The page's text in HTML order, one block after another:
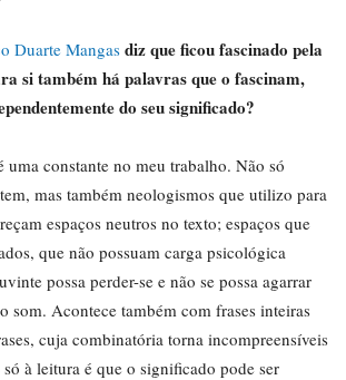
Duarte Mangas diz que ficou fascinado pela
si também há palavras que o fascinam,
do seu significado?
uma constante no meu trabalho. Não só
mas também neologismos que utilizo para
espaços neutros no texto; espaços que
que não possuam carga psicológica
possa perder-se e não se possa agarrar
som. Acontece também com frases inteiras
cuja combinatória torna incompreensíveis
à leitura é que o significado pode ser